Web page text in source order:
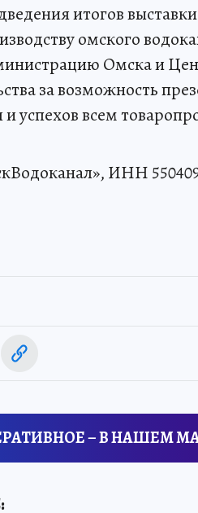
итогов
омского
Омска и
за возможность
успехов всем
ИНН
– В НАШЕМ